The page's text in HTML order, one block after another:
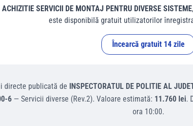
ACHIZITIE SERVICII DE MONTAJ PENTRU DIVERSE SISTEME
este disponibilă gratuit utilizatorilor
Încearcă gratuit 14 zile
directe publicată de INSPECTORATUL DE POLITIE AL
6— Servicii diverse (Rev.2). Valoare estimată: 11.760 lei.
ora 10:00.